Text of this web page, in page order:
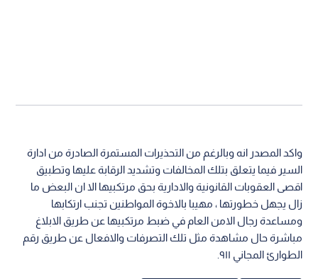
واكد المصدر انه وبالرغم من التحذيرات المستمرة الصادرة من ادارة
السير فيما يتعلق بتلك المخالفات وتشديد الرقابة عليها وتطبيق
اقصى العقوبات القانونية والادارية بحق مرتكبيها الا ان البعض ما
زال يجهل خطورتها ، مهيبا بالاخوة المواطنين تجنب ارتكابها
ومساعدة رجال الامن العام في ضبط مرتكبيها عن طريق الابلاغ
مباشرة حال مشاهدة مثل تلك التصرفات والافعال عن طريق رقم
الطوارئ المجاني ٩١١.